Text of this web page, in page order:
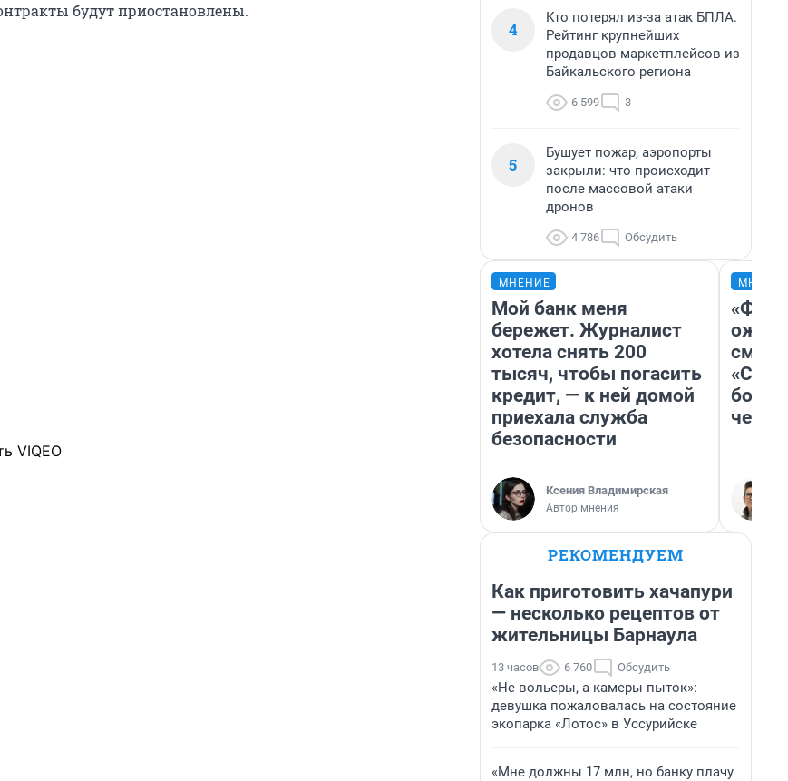
будут приостановлены.
VIQEO
4
Кто потерял из-за атак БПЛА.
Рейтинг крупнейших
продавцов маркетплейсов из
Байкальского региона
6 599 3
5
Бушует пожар, аэропорты
закрыли: что происходит
после массовой атаки
дронов
4 786 Обсудить
МНЕНИЕ
Мой банк меня
бережет. Журналист
хотела снять 200
тысяч, чтобы погасить
кредит, — к ней домой
приехала служба
безопасности
Ксения Владимирская
Автор мнения
РЕКОМЕНДУЕМ
Как приготовить хачапури
— несколько рецептов от
жительницы Барнаула
13 часов 6 760 Обсудить
«Не вольеры, а камеры пыток»:
девушка пожаловалась на состояние
экопарка «Лотос» в Уссурийске
«Мне должны 17 млн, но банку плачу